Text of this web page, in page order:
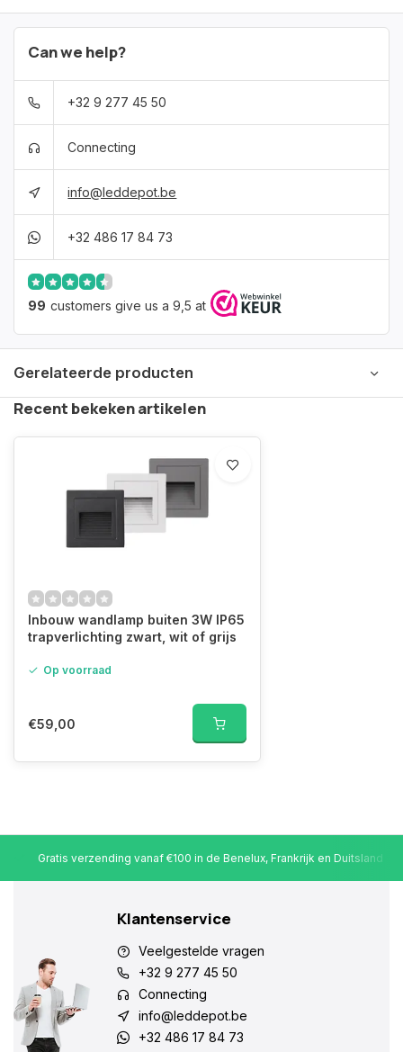
Can we help?
+32 9 277 45 50
Connecting
info@leddepot.be
+32 486 17 84 73
99 customers give us a 9,5 at
Gerelateerde producten
Recent bekeken artikelen
Inbouw wandlamp buiten 3W IP65
trapverlichting zwart, wit of grijs
Op voorraad
€59,00
Gratis verzending vanaf €100 in de Benelux, Frankrijk en Duitsland
Klantenservice
Veelgestelde vragen
+32 9 277 45 50
Connecting
info@leddepot.be
+32 486 17 84 73